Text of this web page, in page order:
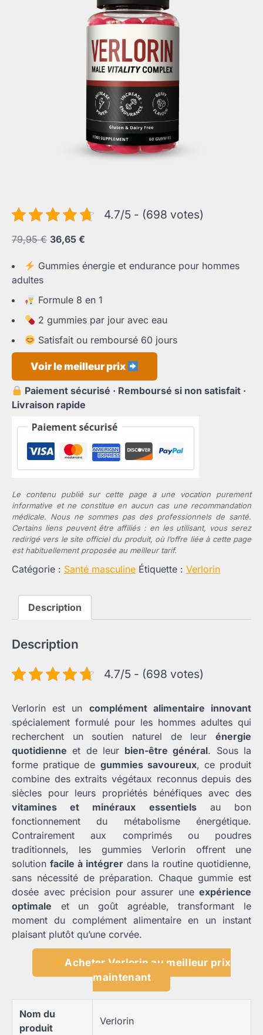
4.7/5 - (698 votes)
79,95€ Le
initial
79,95 €.
36,65 €
actuel
36,65 €.
Gummies énergie et endurance pour hommes
adultes
Formule 8 en 1
2 gummies par jour avec eau
Satisfait ou remboursé 60 jours
Voir le meilleur prix
Paiement sécurisé · Remboursé si non satisfait ·
Livraison rapide
Le contenu publié sur cette page a une vocation purement
informative et ne constitue en aucun cas une recommandation
médicale. Nous ne sommes pas des professionnels de santé.
Certains liens peuvent être affiliés : en les utilisant, vous serez
redirigé vers le site officiel du produit, où l’offre liée à cette page
est habituellement proposée au meilleur tarif.
Catégorie : Santé masculine Étiquette : Verlorin
Description
Description
4.7/5 - (698 votes)
Verlorin est un complément alimentaire innovant
spécialement formulé pour les hommes adultes qui
recherchent un soutien naturel de leur énergie
quotidienne et de leur bien-être général. Sous la
forme pratique de gummies savoureux, ce produit
combine des extraits végétaux reconnus depuis des
siècles pour leurs propriétés bénéfiques avec des
vitamines et minéraux essentielsau bon
fonctionnement du métabolisme énergétique.
Contrairement aux comprimés ou poudres
traditionnels, les gummies Verlorin offrent une
solution facile à intégrer dans la routine quotidienne,
sans nécessité de préparation. Chaque gummie est
dosée avec précision pour assurer une expérience
optimale et un goût agréable, transformant le
moment du complément alimentaire en un instant
plaisant plutôt qu’une corvée.
Acheter Verlorin au meilleur prix
maintenant
Nom du
produit
Verlorin